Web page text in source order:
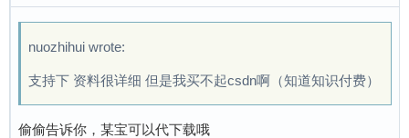
nuozhihui wrote:
支持下 资料很详细 但是我买不起csdn啊（知道知识付费）
偷偷告诉你，某宝可以代下载哦